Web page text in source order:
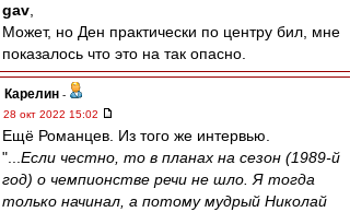
gav
Может, но Ден практически по центру бил, мне
показалось что это на так опасно.
Карелин -
28 окт 2022 15:02
Ещё Романцев. Из того же интервью.
"... Если честно, то в планах на сезон (1989-й
год) о чемпионстве речи не шло. Я тогда
только начинал, а потому мудрый Николай